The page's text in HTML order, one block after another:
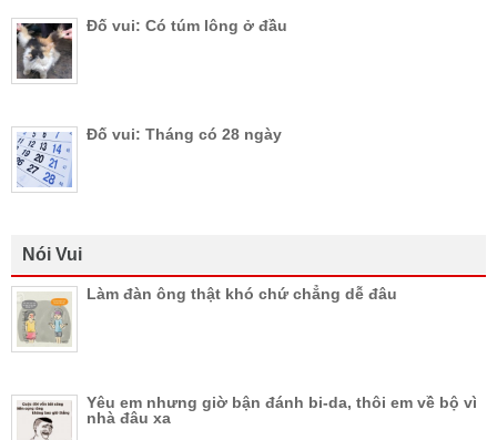
Đố vui: Có túm lông ở đầu
Đố vui: Tháng có 28 ngày
Nói Vui
Làm đàn ông thật khó chứ chẳng dễ đâu
Yêu em nhưng giờ bận đánh bi-da, thôi em về bộ vì
nhà đâu xa